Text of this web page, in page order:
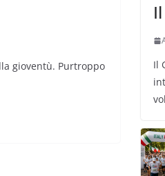
gioventù. Purtroppo
Il